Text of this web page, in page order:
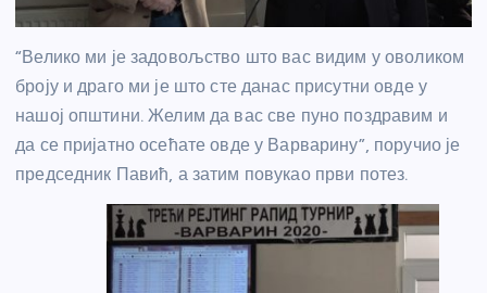
“Велико ми је задовољство што вас видим у оволиком
броју и драго ми је што сте данас присутни овде у
нашој општини. Желим да вас све пуно поздравим и
да се пријатно осећате овде у Варварину”, поручио је
председник Павић, а затим повукао први потез.